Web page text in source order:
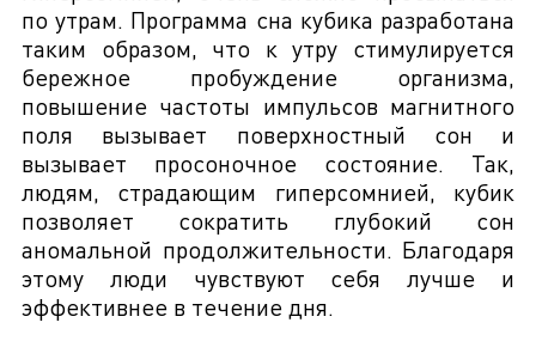
по утрам. Программа сна кубика разработана
таким образом, что к утру стимулируется
бережное пробуждение организма,
повышение частоты импульсов магнитного
поля вызывает поверхностный сон и
вызывает просоночное состояние. Так,
людям, страдающим гиперсомнией, кубик
позволяет сократить глубокий сон
аномальной продолжительности. Благодаря
этому люди чувствуют себя лучше и
эффективнее в течение дня.